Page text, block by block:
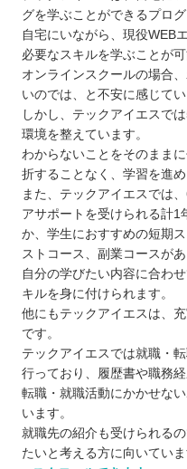
う！
グを学ぶことができるプロ
自宅にいながら、現役WEB
必要なスキルを学ぶことが可
オンラインスクールの場合
いのでは、と不安に感じて
しかし、テックアイエスで
環境を整えています。
わからないことをそのまま
折することなく、学習を進め
また、テックアイエスでは
アサポートを受けられる計1
か、学生におすすめの短期
ストコース、副業コースがあ
自分の学びたい内容に合わ
キルを身に付けられます。
他にもテックアイエスは、
です。
テックアイエスでは就職・
行っており、履歴書や職務
転職・就職活動にかかせな
います。
就職先の紹介も受けられる
たいと考える方に向いていま